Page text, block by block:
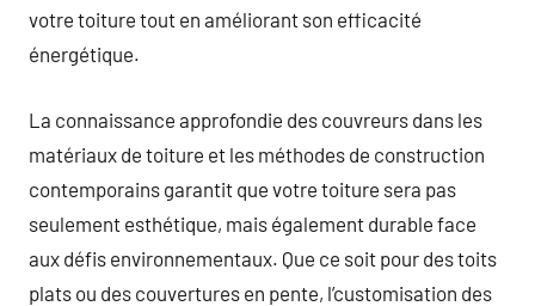
votre toiture tout en améliorant son efficacité
énergétique.
La connaissance approfondie des couvreurs dans les
matériaux de toiture et les méthodes de construction
contemporains garantit que votre toiture sera pas
seulement esthétique, mais également durable face
aux défis environnementaux. Que ce soit pour des toits
plats ou des couvertures en pente, l’customisation des